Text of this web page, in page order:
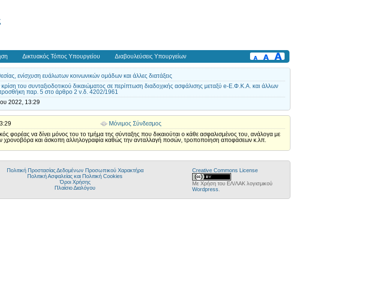
Δικτυακός Τόπος Υπουργείου Διαβουλεύσεις Υπουργείων
ενίσχυση ευάλωτων κοινωνικών ομάδων και άλλες διατάξεις
του συνταξιοδοτικού δικαιώματος σε περίπτωση διαδοχικής ασφάλισης μεταξύ e-Ε.Φ.Κ.Α. και άλλων
παρ. 5 στο άρθρο 2 ν.δ. 4202/1961
2022, 13:29
Μόνιμος Σύνδεσμος
φορέας να δίνει μόνος του το τμήμα της σύνταξης που δικαιούται ο κάθε ασφαλισμένος του, ανάλογα με
χρονοβόρα και άσκοπη αλληλογραφία καθώς την ανταλλαγή ποσών, τροποποίηση αποφάσεων κ.λπ.
Πολιτική Προστασίας Δεδομένων Προσωπικού Χαρακτήρα
Πολιτική Ασφαλείας και Πολιτική Cookies
Όροι Χρήσης
Πλαίσιο Διαλόγου
Creative Commons License
Με Χρήση του ΕΛ/ΛΑΚ λογισμικού
Wordpress